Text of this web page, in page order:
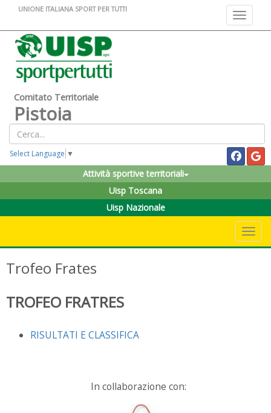
Toggle
UNIONE ITALIANA SPORT PER TUTTI
Comitato Territoriale
Pistoia
Select Language ▼
Attività sportive territoriali
Uisp Toscana
Uisp Nazionale
Trofeo Frates
TROFEO FRATRES
RISULTATI E CLASSIFICA
In collaborazione con: